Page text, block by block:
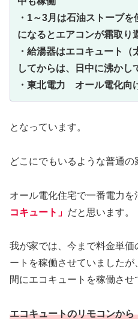
・1～3月は石油ストーブ
になるとエアコンが霜取り
・給湯器はエコキュート
してからは、日中に沸かし
・東北電力 オール電化向
となっています。
どこにでもいるような普通の
オール電化住宅で一番電力
コキュート」 だと思います。
我が家では、今まで料金単価
ートを稼働させていました
間にエコキュートを稼働させ
エコキュートのリモコンか